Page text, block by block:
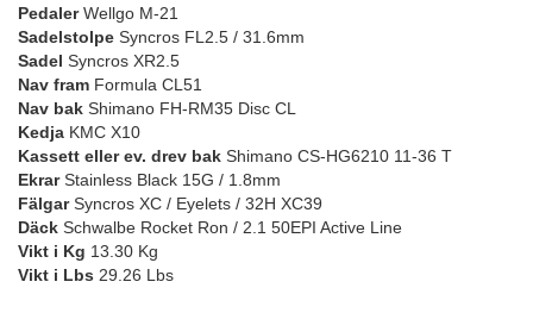
PedalerWellgo M-21
Sadelstolpe Syncros FL2.5 / 31.6mm
Sadel Syncros XR2.5
Nav fram Formula CL51
Nav bak Shimano FH-RM35 Disc CL
Kedja KMC X10
Kassett eller ev. drev bak Shimano CS-HG6210 11-36 T
EkrarStainless Black 15G / 1.8mm
FälgarSyncros XC / Eyelets / 32H XC39
Däck Schwalbe Rocket Ron / 2.1 50EPI Active Line
Vikt i Kg 13.30 Kg
Vikt i Lbs 29.26 Lbs